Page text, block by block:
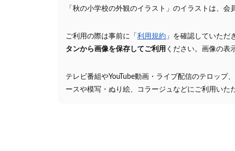
「秋の小学校の外観のイラスト」のイラストは、
ご利用の際は事前に「 利用規約 」を確認していただ
タンから画像を保存してご利用 ください。画像の表
テレビ番組やYouTube動画・ライブ配信のテロップ
ースや模写・ぬり絵、コラージュなどにご利用いた